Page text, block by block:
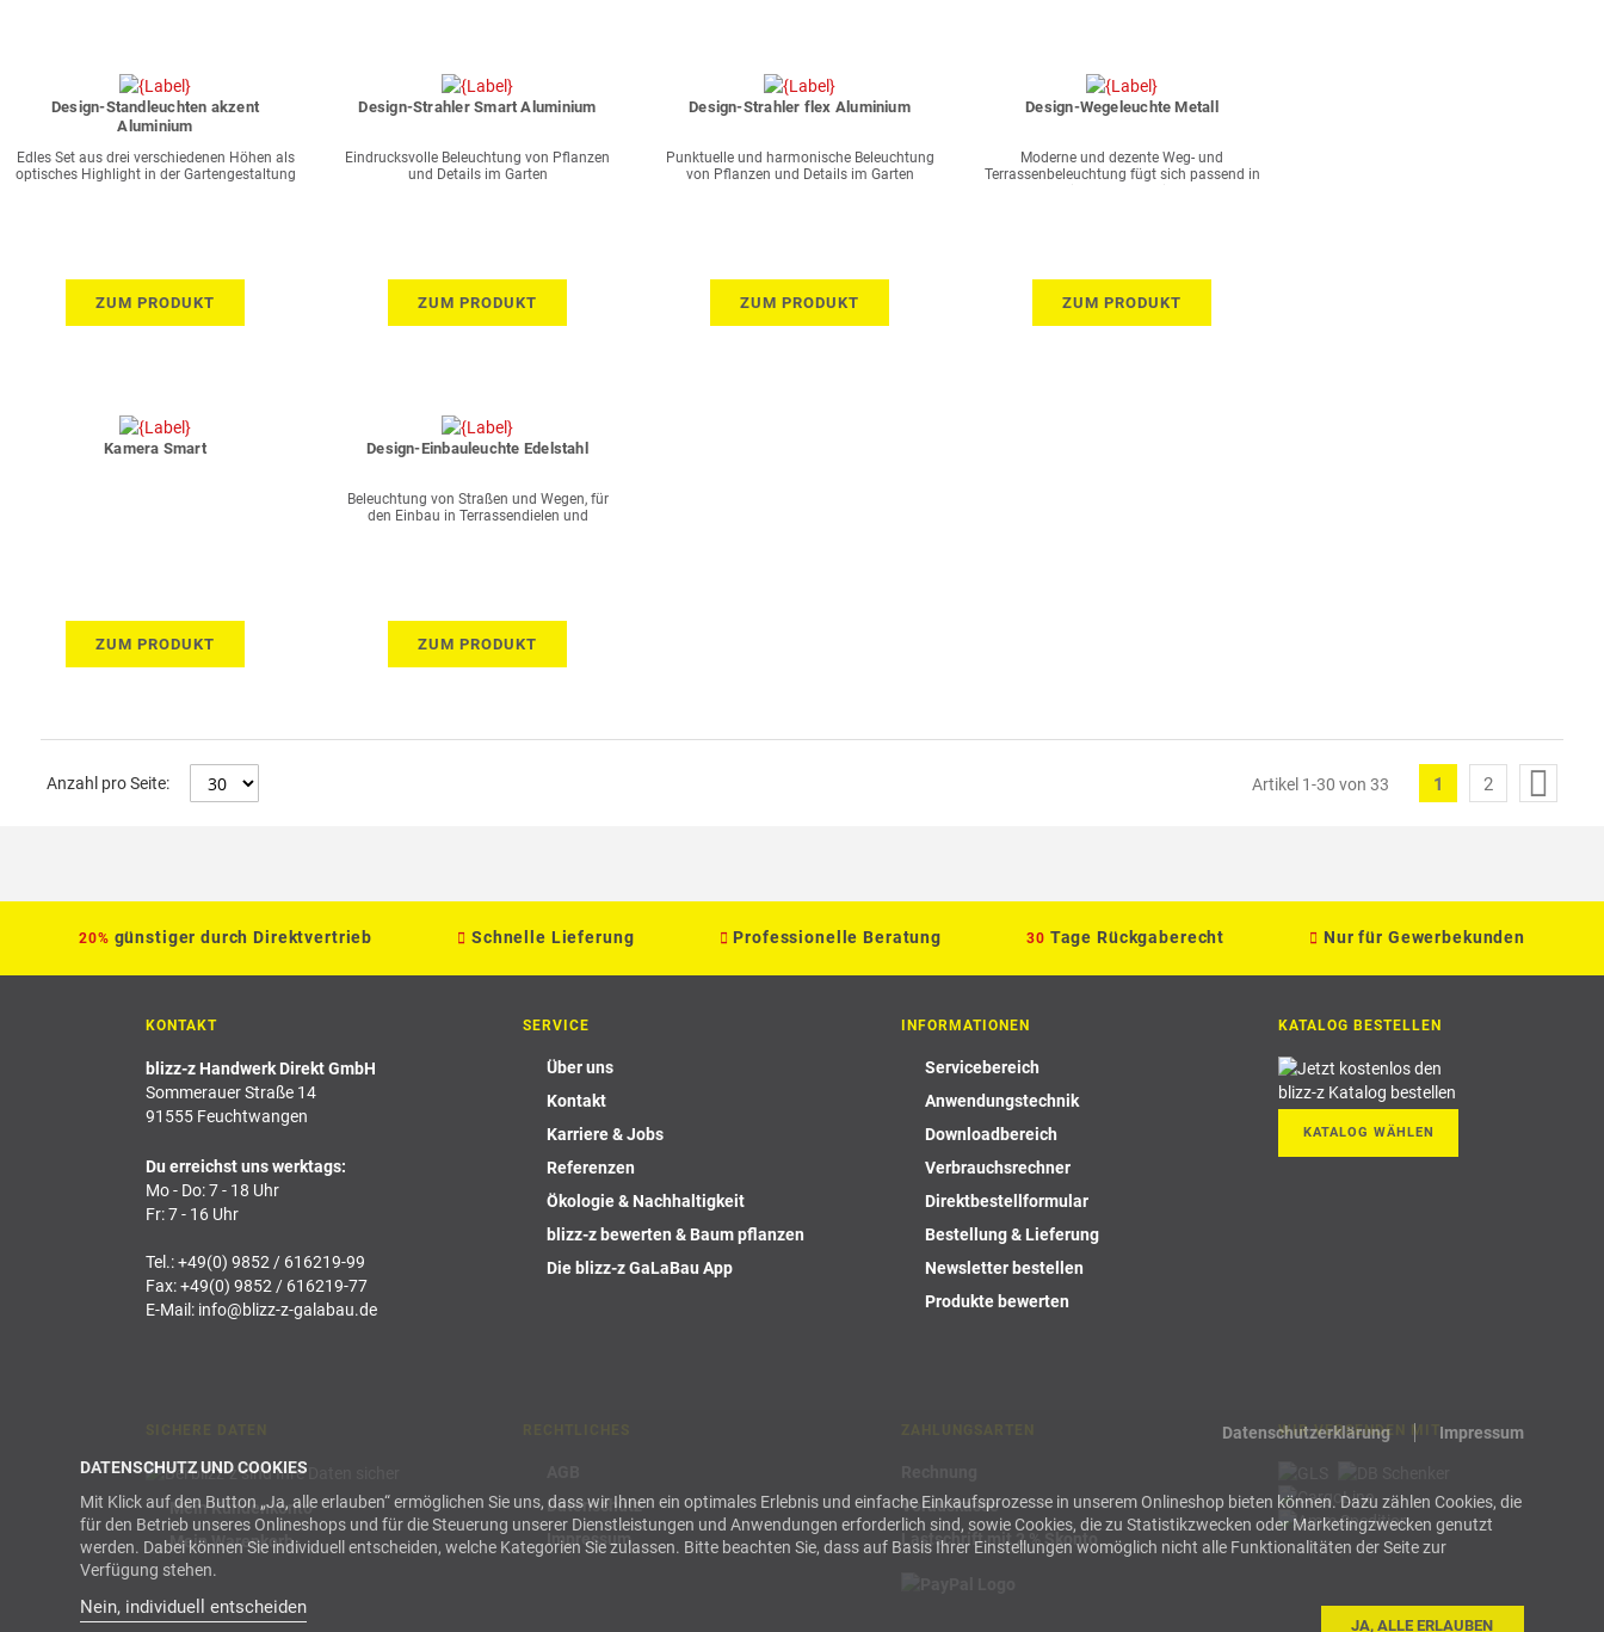
Datenschutzerklärung
Impressum
DATENSCHUTZ UND COOKIES
Mit Klick auf den Button „Ja, alle erlauben“ ermöglichen Sie uns, dass wir Ihnen ein optimales Erlebnis und einfache Einkaufsprozesse in unserem Onlineshop bieten können. Dazu zählen Cookies, die
für den Betrieb unseres Onlineshops und für die Steuerung unserer Dienstleistungen und Anwendungen erforderlich sind, sowie Cookies, die zu Statistikzwecken oder Marketingzwecken genutzt
werden. Dabei können Sie individuell entscheiden, welche Kategorien Sie zulassen. Bitte beachten Sie, dass auf Basis Ihrer Einstellungen womöglich nicht alle Funktionalitäten der Seite zur
Verfügung stehen.
Nein, individuell entscheiden
JA, ALLE ERLAUBEN
Design-Standleuchten akzent
Aluminium
Edles Set aus drei verschiedenen Höhen als
optisches Highlight in der Gartengestaltung
ZUM PRODUKT
Design-Strahler Smart Aluminium
Eindrucksvolle Beleuchtung von Pflanzen
und Details im Garten
ZUM PRODUKT
Design-Strahler flex Aluminium
Punktuelle und harmonische Beleuchtung
von Pflanzen und Details im Garten
ZUM PRODUKT
Design-Wegeleuchte Metall
Moderne und dezente Weg- und
Terrassenbeleuchtung fügt sich passend in
ZUM PRODUKT
Kamera Smart
ZUM PRODUKT
Design-Einbauleuchte Edelstahl
Beleuchtung von Straßen und Wegen, für
den Einbau in Terrassendielen und
ZUM PRODUKT
Anzahl pro Seite: Artikel 1-30 von33 Sie
die
Seite
1 Seite
2
20% günstiger durch Direktvertrieb Schnelle Lieferung Professionelle Beratung 30 Tage Rückgaberecht Nur für Gewerbekunden
KONTAKT
blizz-z Handwerk Direkt GmbH
Sommerauer Straße 14
91555 Feuchtwangen
Du erreichst uns werktags:
Mo - Do: 7 - 18 Uhr
Fr: 7 - 16 Uhr
Tel.:+49(0) 9852 / 616219-99
Fax: +49(0) 9852 / 616219-77
E-Mail: info@blizz-z-galabau.de
SERVICE
Über uns
Kontakt
Karriere & Jobs
Referenzen
Ökologie & Nachhaltigkeit
blizz-z bewerten & Baum pflanzen
Die blizz-z GaLaBau App
INFORMATIONEN
Servicebereich
Anwendungstechnik
Downloadbereich
Verbrauchsrechner
Direktbestellformular
Bestellung & Lieferung
Newsletter bestellen
Produkte bewerten
KATALOG BESTELLEN
KATALOG WÄHLEN
Mein Kundenkonto
Mein Warenkorb
Datenschutz
Impressum
Vorauskasse
Lastschrift mit 2 % Skonto
WIR VERSENDEN MIT